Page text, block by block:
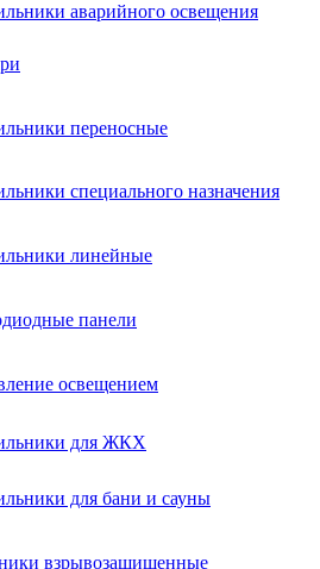
аварийного освещения
переносные
специального назначения
линейные
панели
освещением
для ЖКХ
для бани и сауны
взрывозащищенные